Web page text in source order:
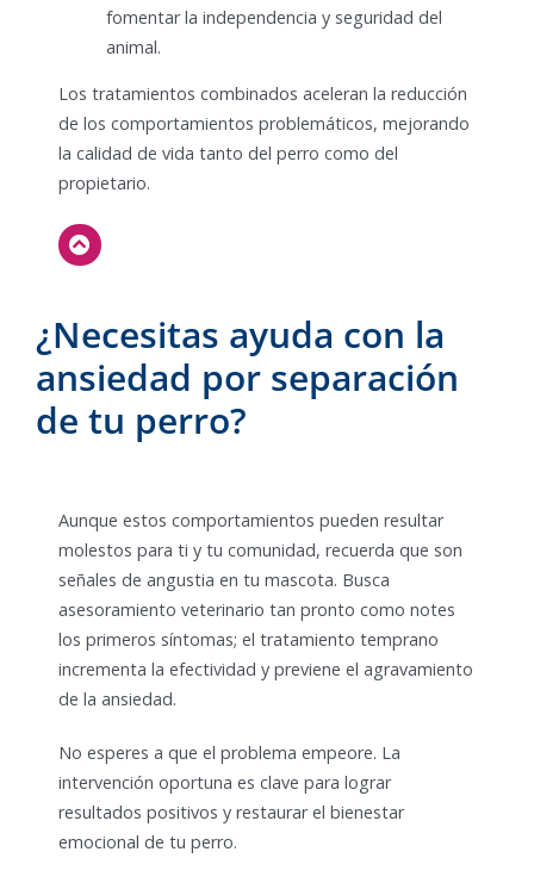
fomentar la independencia y seguridad del
animal.
Los tratamientos combinados aceleran la reducción
de los comportamientos problemáticos, mejorando
la calidad de vida tanto del perro como del
propietario.
¿Necesitas ayuda con la
ansiedad por separación
de tu perro?
Aunque estos comportamientos pueden resultar
molestos para ti y tu comunidad, recuerda que son
señales de angustia en tu mascota. Busca
asesoramiento veterinario tan pronto como notes
los primeros síntomas; el tratamiento temprano
incrementa la efectividad y previene el agravamiento
de la ansiedad.
No esperes a que el problema empeore. La
intervención oportuna es clave para lograr
resultados positivos y restaurar el bienestar
emocional de tu perro.